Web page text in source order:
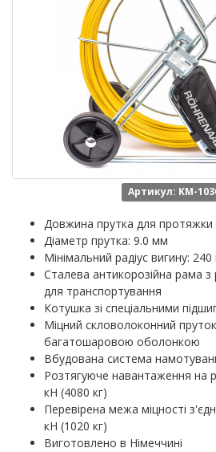
Артикул: KM-
Довжина прутка для протяжки
Діаметр прутка: 9.0 мм
Мінімальний радіус вигину:
Сталева антикорозійна рама
для транспортування
Котушка зі спеціальними
Міцний скловолоконний
багатошаровою оболонкою
Вбудована система
Розтягуюче навантаження на
кН (4080 кг)
Перевірена межа міцності
кН (1020 кг)
Виготовлено в Німеччині